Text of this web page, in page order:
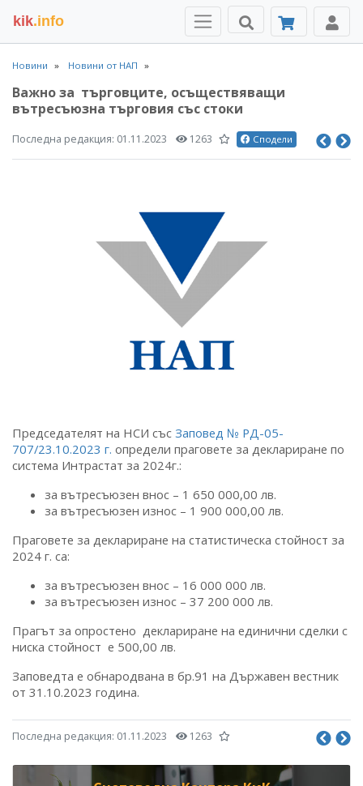
kik.info
Новини Новини от НАП
Важно за търговците, осъществяващи
вътресъюзна търговия със стоки
Последна редакция: 01.11.2023 1263 Сподели
Председателят на НСИ със Заповед № РД-05-
707/23.10.2023 г. определи праговете за деклариране по
система Интрастат за 2024г.:
за вътресъюзен внос – 1 650 000,00 лв.
за вътресъюзен износ – 1 900 000,00 лв.
Праговете за деклариране на статистическа стойност за
2024 г. са:
за вътресъюзен внос – 16 000 000 лв.
за вътресъюзен износ – 37 200 000 лв.
Прагът за опростено деклариране на единични сделки с
ниска стойност е 500,00 лв.
Заповедта е обнародвана в бр.91 на Държавен вестник
от 31.10.2023 година.
Последна редакция: 01.11.2023 1263